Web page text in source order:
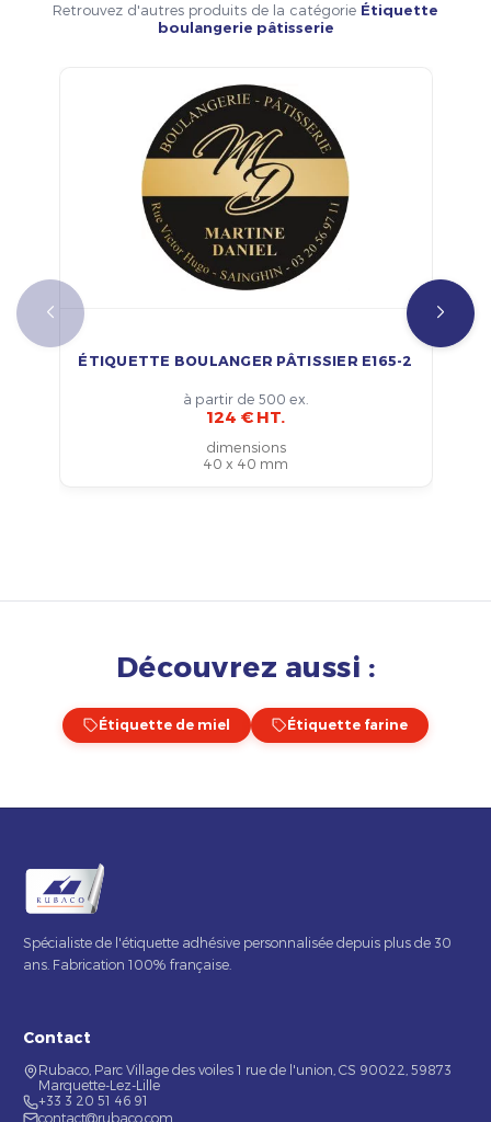
Retrouvez d'autres produits de la catégorie Étiquette
boulangerie pâtisserie
ÉTIQUETTE BOULANGER PÂTISSIER E165-2
à partir de 500 ex.
124 € HT.
dimensions
40 x 40 mm
Découvrez aussi :
Étiquette de miel Étiquette farine
Spécialiste de l'étiquette adhésive personnalisée depuis plus de 30
ans. Fabrication 100% française.
Contact
Rubaco, Parc Village des voiles 1 rue de l'union, CS 90022, 59873
Marquette-Lez-Lille
+33 3 20 51 46 91
contact@rubaco.com